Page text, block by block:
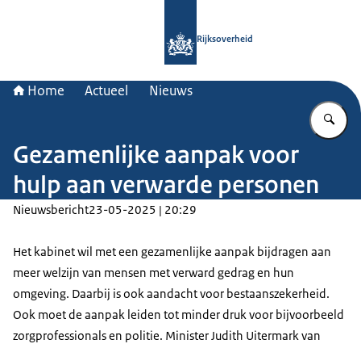
Rijksoverheid
Home Actueel Nieuws
Gezamenlijke aanpak voor
hulp aan verwarde personen
Nieuwsbericht23-05-2025 | 20:29
Het kabinet wil met een gezamenlijke aanpak bijdragen aan
meer welzijn van mensen met verward gedrag en hun
omgeving. Daarbij is ook aandacht voor bestaanszekerheid.
Ook moet de aanpak leiden tot minder druk voor bijvoorbeeld
zorgprofessionals en politie. Minister Judith Uitermark van